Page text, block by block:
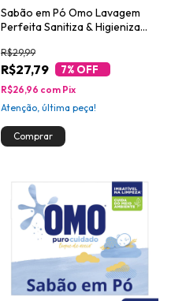
Sabão em Pó Omo Lavagem
Perfeita Sanitiza & Higieniza
R$27,79
R$29,99
7% OFF
R$26,96 com Pix
Atenção, última peça!